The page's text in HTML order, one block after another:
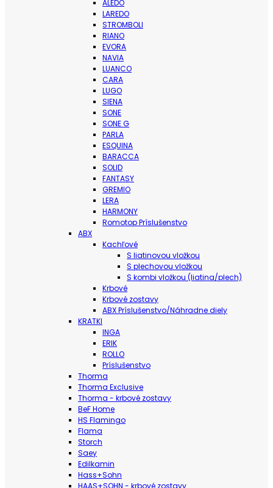
ALEDO
LAREDO
STROMBOLI
RIANO
EVORA
NAVIA
LUANCO
CARA
LUGO
SIENA
SONE
SONE G
PARLA
ESQUINA
BARACCA
SOLID
FANTASY
GREMIO
LERA
HARMONY
Romotop Príslušenstvo
ABX
Kachľové
S liatinovou vložkou
S plechovou vložkou
S kombi vložkou (liatina/plech)
Krbové
Krbové zostavy
ABX Príslušenstvo/Náhradne diely
KRATKI
INGA
ERIK
ROLLO
Príslušenstvo
Thorma
Thorma Exclusive
Thorma - krbové zostavy
BeF Home
HS Flamingo
Flama
Storch
Saey
Edilkamin
Hass+Sohn